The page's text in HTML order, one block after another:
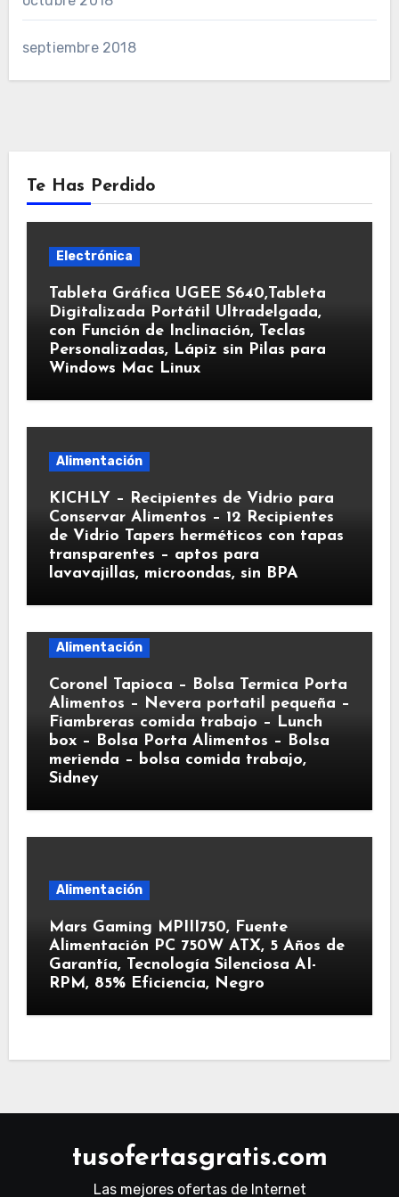
septiembre 2018
Te Has Perdido
Electrónica
Tableta Gráfica UGEE S640,Tableta
Digitalizada Portátil Ultradelgada,
con Función de Inclinación, Teclas
Personalizadas, Lápiz sin Pilas para
Windows Mac Linux
Alimentación
KICHLY – Recipientes de Vidrio para
Conservar Alimentos – 12 Recipientes
de Vidrio Tapers herméticos con tapas
transparentes – aptos para
lavavajillas, microondas, sin BPA
Alimentación
Coronel Tapioca – Bolsa Termica Porta
Alimentos – Nevera portatil pequeña –
Fiambreras comida trabajo – Lunch
box – Bolsa Porta Alimentos – Bolsa
merienda – bolsa comida trabajo,
Sidney
Alimentación
Mars Gaming MPIII750, Fuente
Alimentación PC 750W ATX, 5 Años de
Garantía, Tecnología Silenciosa AI-
RPM, 85% Eficiencia, Negro
tusofertasgratis.com
Las mejores ofertas de Internet